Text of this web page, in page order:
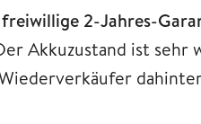
freiwillige 2-Jahres-
Akkuzustand ist sehr